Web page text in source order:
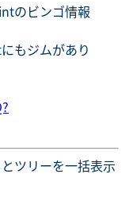
のビンゴ情報
もジムがあり
ツリーを一括表示